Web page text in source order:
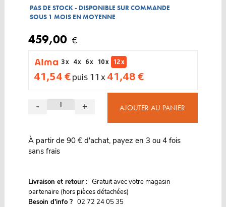
PAS DE STOCK - DISPONIBLE SUR COMMANDE
SOUS 1 MOIS EN MOYENNE
459,00 €
3 x 4 x 6 x 10 x 12 x
41,54 €puis 11 x 41,48 €
- + AJOUTER AU PANIER
À partir de 90 € d'achat, payez en 3 ou 4 fois
sans frais
Livraison et retour : Gratuit avec votre magasin
partenaire (hors pièces détachées)
Besoin d'info ? 02 72 24 05 35